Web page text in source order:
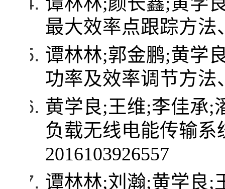
最大效率点跟踪方法
谭林林;郭金鹏;黄学
功率及效率调节方法
黄学良;王维;李佳承;
负载无线电能传输
2016103926557
谭林林;刘瀚;黄学良;